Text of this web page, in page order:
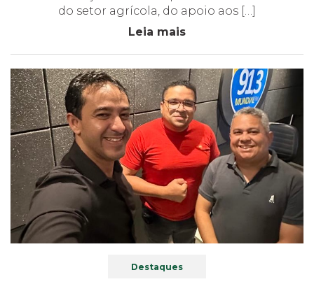
do setor agrícola, do apoio aos […]
Leia mais
Destaques